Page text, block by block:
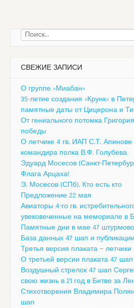
Найти:
СВЕЖИЕ ЗАПИСИ
О группе «Миабан»
35-летие создания «Крунк» в
памятные даты от Цицерона и
От гениального потомка
победы
О летчике 4 гв. ИАП С.Т. Апинове
командира полка В.Ф. Голубева
Эдуард Мосесов (Санкт-
Флага Арцаха!
Э. Мосесов (СПб). Кто есть кто
Предложение 22 мая
Авиаторы 4-го гв.
увековеченные на мемориале в
Памятные дни в мае 47
База данных 47 шап и
Третья версия плаката —
О третьей версии плаката 47 шап
Воздушный стрелок 47 шап
свою жизнь в 21 год в Битве за
Стихотворения Владимира
шап